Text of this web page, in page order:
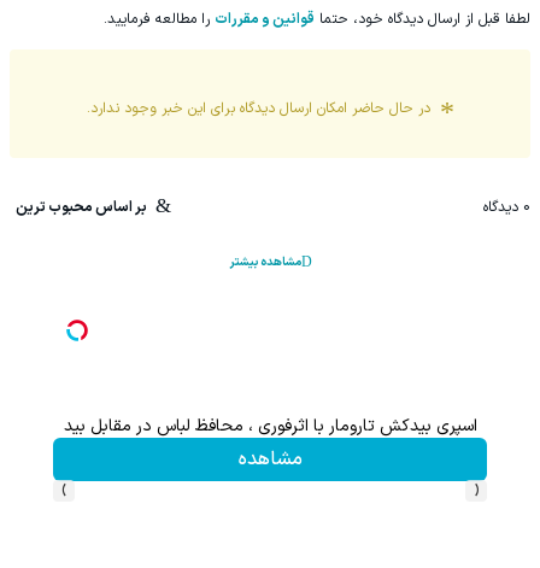
لطفا قبل از ارسال دیدگاه خود، حتما قوانین و مقررات را مطالعه فرمایید.
در حال حاضر امکان ارسال دیدگاه برای این خبر وجود ندارد.
0 دیدگاه بر اساس محبوب ترین
مشاهده بیشتر
اسپری بیدکش تارومار با اثرفوری ، محافظ لباس در مقابل بید
مشاهده
‹
›